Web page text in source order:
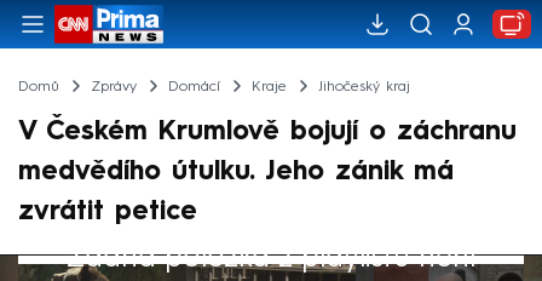
Domů Zprávy Domácí Kraje Jihočeský kraj
V Českém Krumlově bojují o záchranu
medvědího útulku. Jeho zánik má
zvrátit petice
Žádná položka z playlistu není